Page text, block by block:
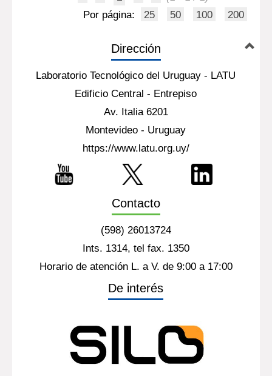
Por página:
25 50 100 200
Dirección
Laboratorio Tecnológico del Uruguay - LATU
Edificio Central - Entrepiso
Av. Italia 6201
Montevideo - Uruguay
https://www.latu.org.uy/
Contacto
(598) 26013724
Ints. 1314, tel fax. 1350
Horario de atención L. a V. de 9:00 a 17:00
De interés